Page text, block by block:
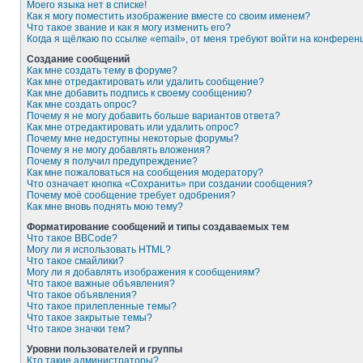
Моего языка нет в списке!
Как я могу поместить изображение вместе со своим именем?
Что такое звание и как я могу изменить его?
Когда я щёлкаю по ссылке «email», от меня требуют войти на
Создание сообщений
Как мне создать тему в форуме?
Как мне отредактировать или удалить сообщение?
Как мне добавить подпись к своему сообщению?
Как мне создать опрос?
Почему я не могу добавить больше вариантов ответа?
Как мне отредактировать или удалить опрос?
Почему мне недоступны некоторые форумы?
Почему я не могу добавлять вложения?
Почему я получил предупреждение?
Как мне пожаловаться на сообщения модератору?
Что означает кнопка «Сохранить» при создании сообщения?
Почему моё сообщение требует одобрения?
Как мне вновь поднять мою тему?
Форматирование сообщений и типы создаваемых тем
Что такое BBCode?
Могу ли я использовать HTML?
Что такое смайлики?
Могу ли я добавлять изображения к сообщениям?
Что такое важные объявления?
Что такое объявления?
Что такое прилепленные темы?
Что такое закрытые темы?
Что такое значки тем?
Уровни пользователей и группы
Кто такие администраторы?